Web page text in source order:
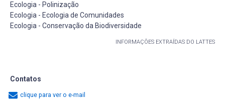
Ecologia - Polinização
Ecologia - Ecologia de Comunidades
Ecologia - Conservação da Biodiversidade
INFORMAÇÕES EXTRAÍDAS DO LATTES
Contatos
clique para ver o e-mail